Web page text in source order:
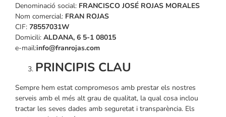
Denominació social: FRANCISCO JOSÉ ROJAS MORALES
Nom comercial: FRAN ROJAS
CIF: 78557031W
Domicili: ALDANA, 6 5-1 08015
e-mail:info@franrojas.com
PRINCIPIS CLAU
Sempre hem estat compromesos amb prestar els nostres
serveis amb el més alt grau de qualitat, la qual cosa inclou
tractar les seves dades amb seguretat i transparència. Els